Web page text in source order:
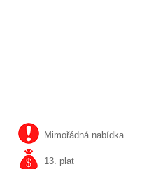
Mimořádná nabídka
13. plat